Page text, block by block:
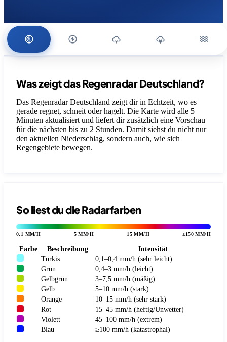
Was zeigt das Regenradar Deutschland?
Das Regenradar Deutschland zeigt dir in Echtzeit, wo es
gerade regnet, schneit oder hagelt. Die Karte wird alle 5
Minuten aktualisiert und liefert dir zusätzlich eine Vorschau
für die nächsten bis zu 2 Stunden. Damit siehst du nicht nur
den aktuellen Niederschlag, sondern auch, wie sich
Regengebiete bewegen.
So liest du die Radarfarben
0,1 MM/H 5 MM/H 15 MM/H ≥150 MM/H
Farbe Beschreibung
Intensität
Türkis
0,1–0,4 mm/h (sehr leicht)
Grün
0,4–3 mm/h (leicht)
Gelbgrün
3–7,5 mm/h (mäßig)
Gelb
5–10 mm/h (stark)
Orange
10–15 mm/h (sehr stark)
Rot
15–45 mm/h (heftig/Unwetter)
Violett
45–100 mm/h (extrem)
Blau
≥100 mm/h (katastrophal)